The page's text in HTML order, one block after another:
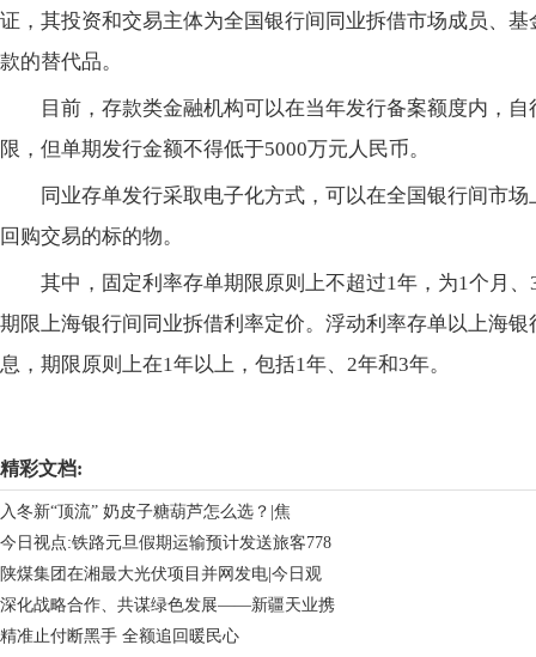
证，其投资和交易主体为全国银行间同业拆借市场成员、
款的替代品。
目前，存款类金融机构可以在当年发行备案额度内，
限，但单期发行金额不得低于5000万元人民币。
同业存单发行采取电子化方式，可以在全国银行间市
回购交易的标的物。
其中，固定利率存单期限原则上不超过1年，为1个月
期限上海银行间同业拆借利率定价。浮动利率存单以上海
息，期限原则上在1年以上，包括1年、2年和3年。
精彩文档:
入冬新“顶流” 奶皮子糖葫芦怎么选？|焦
今日视点:铁路元旦假期运输预计发送旅客778
陕煤集团在湘最大光伏项目并网发电|今日观
深化战略合作、共谋绿色发展——新疆天业携
精准止付断黑手 全额追回暖民心